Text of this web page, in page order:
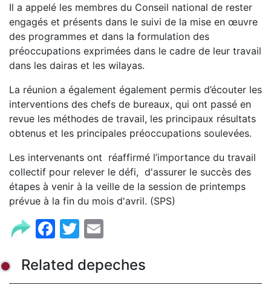
Il a appelé les membres du Conseil national de rester
engagés et présents dans le suivi de la mise en œuvre
des programmes et dans la formulation des
préoccupations exprimées dans le cadre de leur travail
dans les dairas et les wilayas.
La réunion a également également permis d’écouter les
interventions des chefs de bureaux, qui ont passé en
revue les méthodes de travail, les principaux résultats
obtenus et les principales préoccupations soulevées.
Les intervenants ont réaffirmé l’importance du travail
collectif pour relever le défi, d'assurer le succès des
étapes à venir à la veille de la session de printemps
prévue à la fin du mois d'avril. (SPS)
Facebook
Twitter
Related depeches